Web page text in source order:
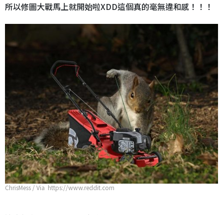
所以修圖大戰馬上就開始啦XDD這個真的毫無違和感！！！
ChrisMess / Via https://www.reddit.com